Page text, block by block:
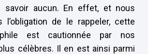
savoir aucun. En effet, et nous
l’obligation de le rappeler, cette
est cautionnée par nos
célèbres. Il en est ainsi parmi